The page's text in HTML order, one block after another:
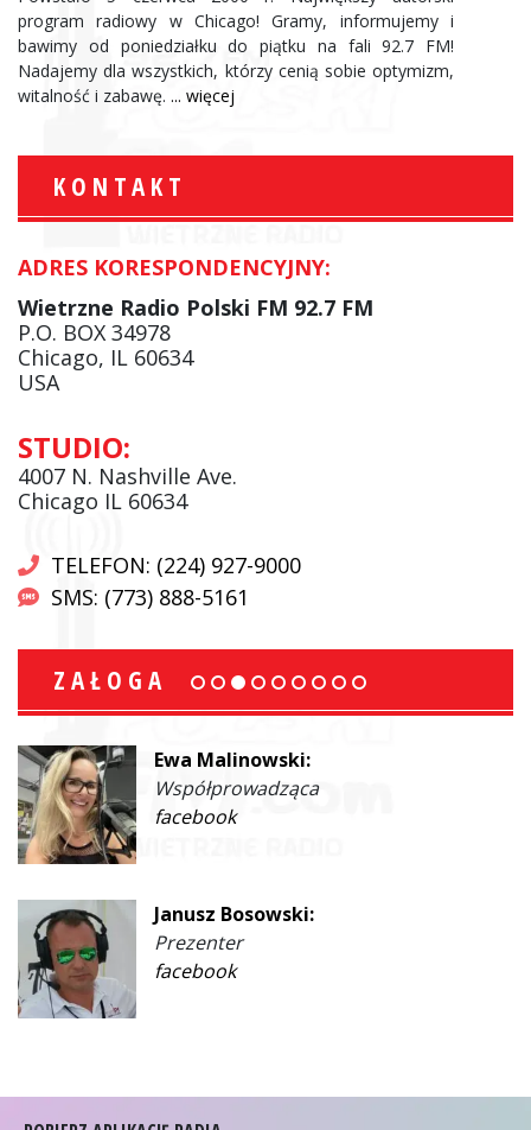
program radiowy w Chicago! Gramy, informujemy i
bawimy od poniedziałku do piątku na fali 92.7 FM!
Nadajemy dla wszystkich, którzy cenią sobie optymizm,
witalność i zabawę. ... więcej
KONTAKT
ADRES KORESPONDENCYJNY:
Wietrzne Radio Polski FM 92.7 FM
P.O. BOX 34978
Chicago, IL 60634
USA
STUDIO:
4007 N. Nashville Ave.
Chicago IL 60634
TELEFON: (224) 927-9000
SMS: (773) 888-5161
ZAŁOGA
Ewa Malinowski:
Współprowadząca
facebook
Janusz Bosowski:
Prezenter
facebook